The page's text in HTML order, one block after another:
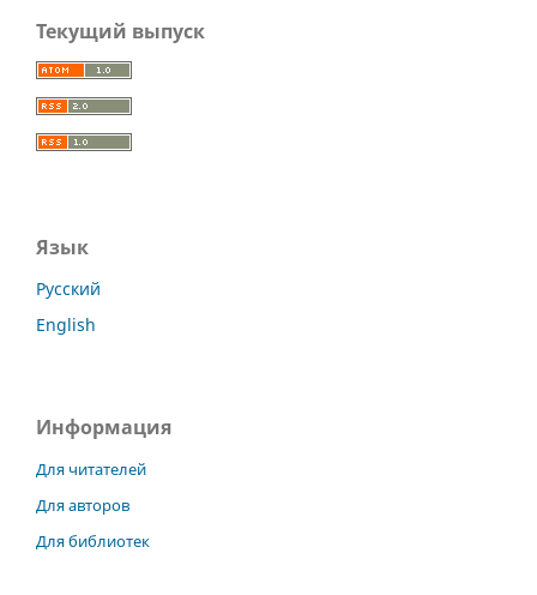
Текущий выпуск
Язык
Русский
English
Информация
Для читателей
Для авторов
Для библиотек